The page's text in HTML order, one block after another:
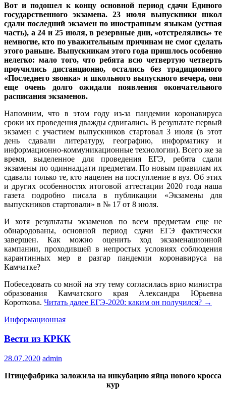
Вот и подошел к концу основной период сдачи Единого
государственного экзамена. 23 июля выпускники школ
сдали последний экзамен по иностранным языкам (устная
часть), а 24 и 25 июля, в резервные дни, «отстрелялись» те
немногие, кто по уважительным причинам не смог сделать
этого раньше. Выпускникам этого года пришлось особенно
нелегко: мало того, что ребята всю четвертую четверть
проучились дистанционно, остались без традиционного
«Последнего звонка» и школьного выпускного вечера, они
еще очень долго ожидали появления окончательного
расписания экзаменов.
Напомним, что в этом году из-за пандемии коронавируса
сроки их проведения дважды сдвигались. В результате первый
экзамен с участием выпускников стартовал 3 июля (в этот
день сдавали литературу, географию, информатику и
информационно-коммуникационные технологии). Всего же за
время, выделенное для проведения ЕГЭ, ребята сдали
экзамены по одиннадцати предметам. По новым правилам их
сдавали только те, кто нацелен на поступление в вуз. Об этих
и других особенностях итоговой аттестации 2020 года наша
газета подробно писала в публикации «Экзамены для
выпускников стартовали» в № 17 от 8 июля.
И хотя результаты экзаменов по всем предметам еще не
обнародованы, основной период сдачи ЕГЭ фактически
завершен. Как можно оценить ход экзаменационной
кампании, проходившей в непростых условиях соблюдения
карантинных мер в разгар пандемии коронавируса на
Камчатке?
Побеседовать со мной на эту тему согласилась врио министра
образования Камчатского края Александра Юрьевна
Короткова. Читать далее ЕГЭ-2020: каким он получился? →
Информационная
Вести из КРКК
28.07.2020 admin
Птицефабрика заложила на инкубацию яйца нового кросса
кур